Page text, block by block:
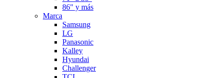
86" y más
Marca
Samsung
LG
Panasonic
Kalley
Hyundai
Challenger